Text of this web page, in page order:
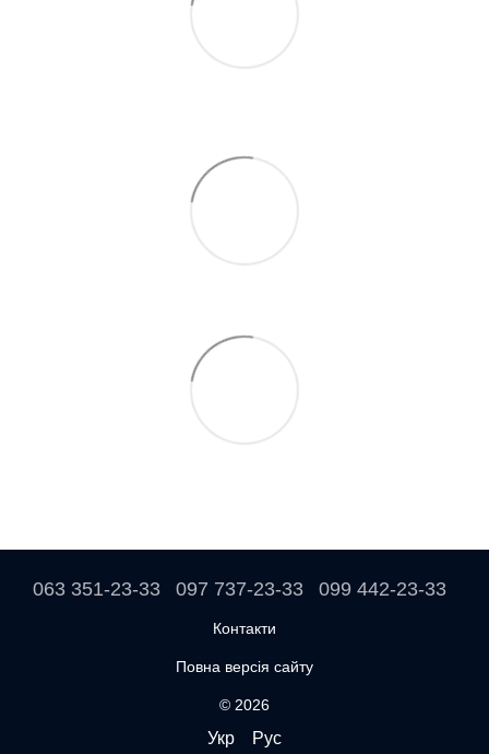
063 351-23-33 097 737-23-33 099 442-23-33
Контакти
Повна версія сайту
© 2026
Укр Рус